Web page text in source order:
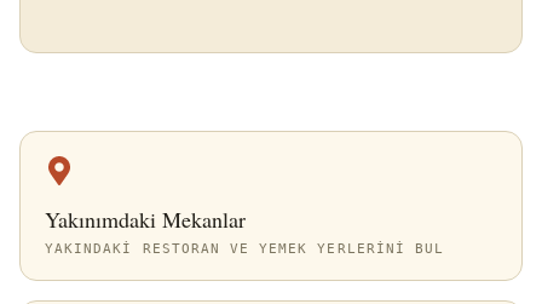
Yakınımdaki Mekanlar
YAKINDAKI RESTORAN VE YEMEK YERLERINI BUL